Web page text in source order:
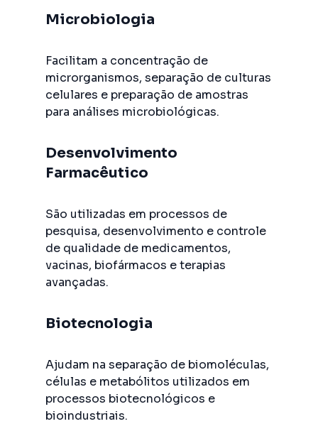
Microbiologia
Facilitam a concentração de
microrganismos, separação de culturas
celulares e preparação de amostras
para análises microbiológicas.
Desenvolvimento
Farmacêutico
São utilizadas em processos de
pesquisa, desenvolvimento e controle
de qualidade de medicamentos,
vacinas, biofármacos e terapias
avançadas.
Biotecnologia
Ajudam na separação de biomoléculas,
células e metabólitos utilizados em
processos biotecnológicos e
bioindustriais.